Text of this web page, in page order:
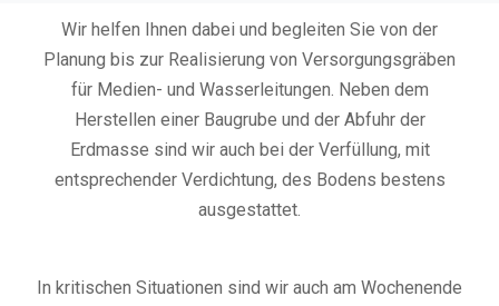
Wir helfen Ihnen dabei und begleiten Sie von der
Planung bis zur Realisierung von Versorgungsgräben
für Medien- und Wasserleitungen. Neben dem
Herstellen einer Baugrube und der Abfuhr der
Erdmasse sind wir auch bei der Verfüllung, mit
entsprechender Verdichtung, des Bodens bestens
ausgestattet.
In kritischen Situationen sind wir auch am Wochenende